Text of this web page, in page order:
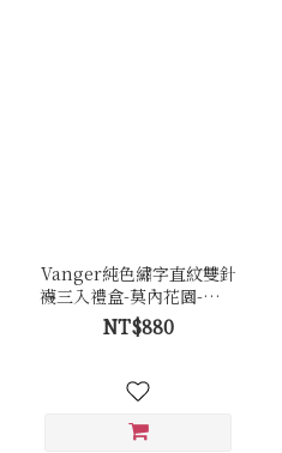
Vanger純色繡字直紋雙針
襪三入禮盒-莫內花園-雨後
深泥
NT$880